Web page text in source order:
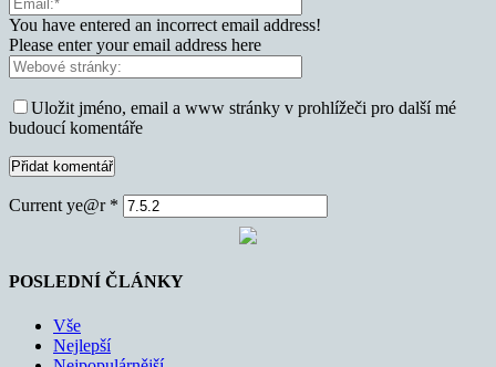
You have entered an incorrect email address!
Please enter your email address here
Uložit jméno, email a www stránky v prohlížeči pro další mé
budoucí komentáře
Current ye@r *
POSLEDNÍ ČLÁNKY
Vše
Nejlepší